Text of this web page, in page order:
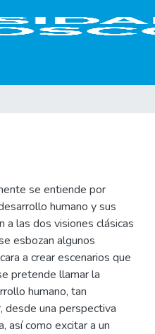
se entiende por
humano y sus
a las dos visiones clásicas
esbozan algunos
a crear escenarios que
pretende llamar la
humano, tan
desde una perspectiva
así como excitar a un